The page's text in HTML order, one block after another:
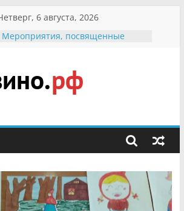
6 августа, 2026
Мероприятия, посвященные
гражданин Инжавинского округа»
участнице Великой
Отечественной, фронтовичке
Безопасность в сети Интернет
мероприятии «Сохраним
первоцветы!»
В вольере Воронинского
заповедника родились крапчатые
суслики